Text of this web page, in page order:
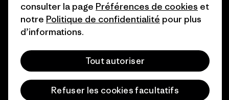
© 2026 Patagonia, Inc. All Rights Reserved.
français
consulter la page Préférences de cookies et
notre Politique de confidentialité pour plus
d’informations.
Tout autoriser
Refuser les cookies facultatifs